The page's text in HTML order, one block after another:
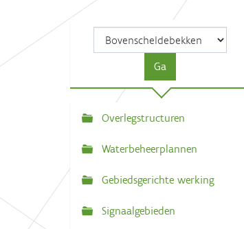
e
N
a
i
g
Overlegstructuren
Waterbeheerplannen
Gebiedsgerichte werking
Signaalgebieden